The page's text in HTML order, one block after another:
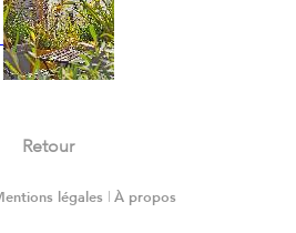
Retour
légales À propos